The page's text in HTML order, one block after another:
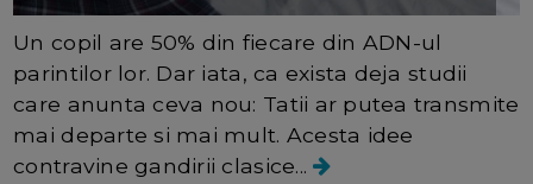
Un copil are 50% din fiecare din ADN-ul
parintilor lor. Dar iata, ca exista deja studii
care anunta ceva nou: Tatii ar putea transmite
mai departe si mai mult. Acesta idee
contravine gandirii clasice...